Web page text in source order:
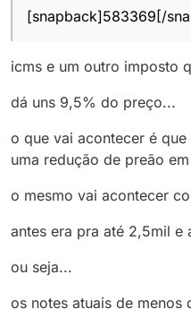
[snapback]583369[/
icms e um outro imposto
dá uns 9,5% do preço...
o que vai acontecer é
uma redução de preão
o mesmo vai acontecer
antes era pra até 2,5mil e
ou seja...
os notes atuais de